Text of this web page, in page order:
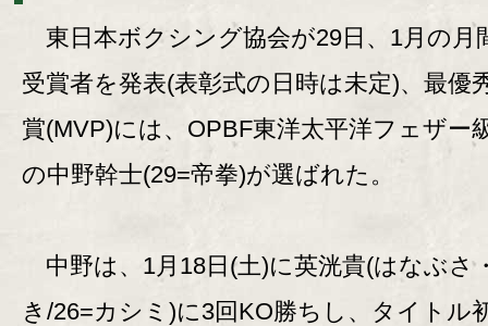
東日本ボクシング協会が29日、1月の月
受賞者を発表(表彰式の日時は未定)、最優
賞(MVP)には、OPBF東洋太平洋フェザー
の中野幹士(29=帝拳)が選ばれた。
中野は、1月18日(土)に英洸貴(はなぶさ
き/26=カシミ)に3回KO勝ちし、タイトル